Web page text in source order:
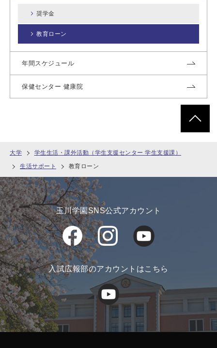
大学
学生生活・課外活動（学生支援センター 学生支援課）
生活サポート
教育ローン
奨学金
教育ローン
年間スケジュール
保健センター 健康院
玉川学園SNS公式アカウント
入試広報部のアカウントはこちら